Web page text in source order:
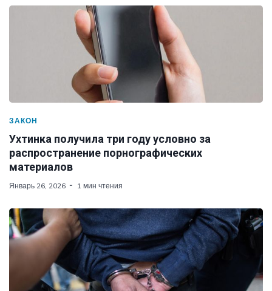
ЗАКОН
Ухтинка получила три году условно за
распространение порнографических
материалов
Январь 26, 2026 1 мин чтения